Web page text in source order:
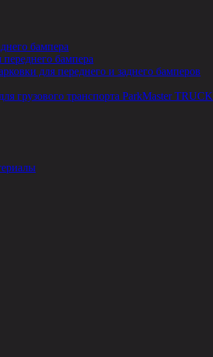
бампера
бампера
для переднего и заднего бамперов
грузового транспорта ParkMaster TRUCK